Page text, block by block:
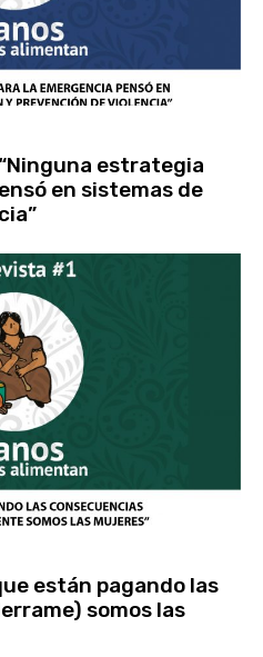
estrategia
en sistemas de
están pagando las
somos las